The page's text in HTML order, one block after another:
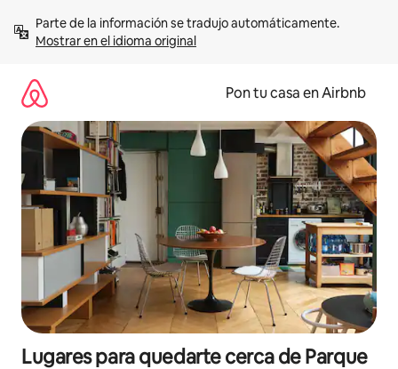
contenidoMostrar en el idioma original
Pon tu casa en Airbnb
Lugares para quedarte cerca de Parque